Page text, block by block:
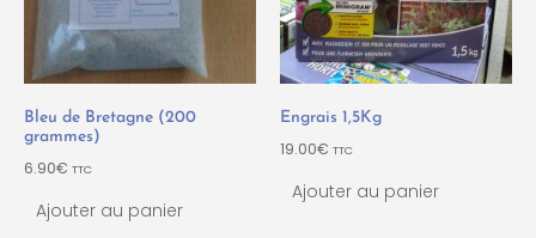
Bleu de Bretagne (200
grammes)
6.90€ TTC
Ajouter au panier
Engrais 1,5Kg
19.00€ TTC
Ajouter au panier